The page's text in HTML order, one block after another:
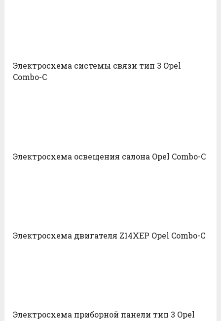
Электросхема системы связи тип 3 Opel
Combo-С
Электросхема освещения салона Opel Combo-С
Электросхема двигателя Z14XEP Opel Combo-С
Электросхема приборной панели тип 3 Opel